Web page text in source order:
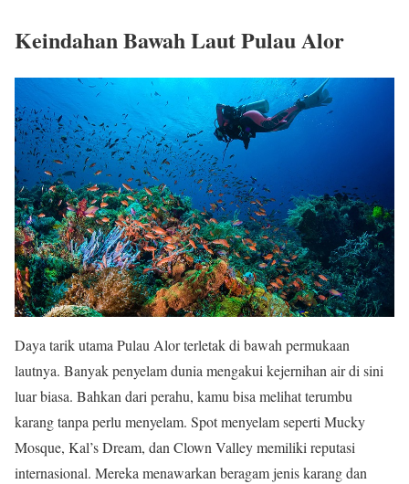
Keindahan Bawah Laut Pulau Alor
Daya tarik utama Pulau Alor terletak di bawah permukaan
lautnya. Banyak penyelam dunia mengakui kejernihan air di sini
luar biasa. Bahkan dari perahu, kamu bisa melihat terumbu
karang tanpa perlu menyelam. Spot menyelam seperti Mucky
Mosque, Kal’s Dream, dan Clown Valley memiliki reputasi
internasional. Mereka menawarkan beragam jenis karang dan